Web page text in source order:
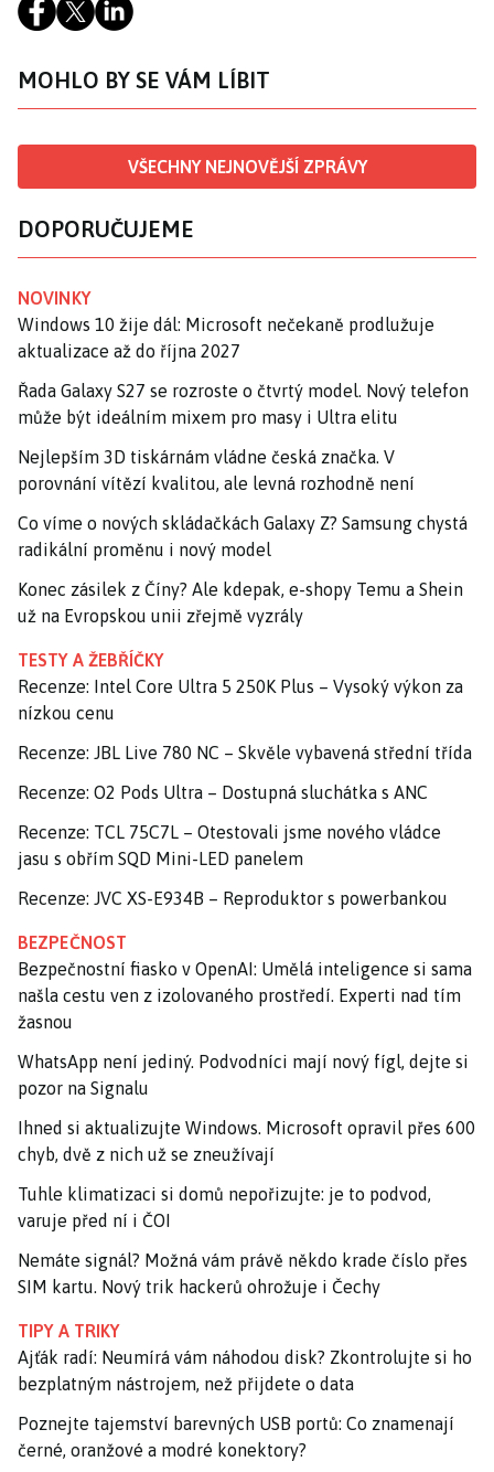
MOHLO BY SE VÁM LÍBIT
VŠECHNY NEJNOVĚJŠÍ ZPRÁVY
DOPORUČUJEME
NOVINKY
Windows 10 žije dál: Microsoft nečekaně prodlužuje
aktualizace až do října 2027
Řada Galaxy S27 se rozroste o čtvrtý model. Nový telefon
může být ideálním mixem pro masy i Ultra elitu
Nejlepším 3D tiskárnám vládne česká značka. V
porovnání vítězí kvalitou, ale levná rozhodně není
Co víme o nových skládačkách Galaxy Z? Samsung chystá
radikální proměnu i nový model
Konec zásilek z Číny? Ale kdepak, e-shopy Temu a Shein
už na Evropskou unii zřejmě vyzrály
TESTY A ŽEBŘÍČKY
Recenze: Intel Core Ultra 5 250K Plus – Vysoký výkon za
nízkou cenu
Recenze: JBL Live 780 NC – Skvěle vybavená střední třída
Recenze: O2 Pods Ultra – Dostupná sluchátka s ANC
Recenze: TCL 75C7L – Otestovali jsme nového vládce
jasu s obřím SQD Mini-LED panelem
Recenze: JVC XS-E934B – Reproduktor s powerbankou
BEZPEČNOST
Bezpečnostní fiasko v OpenAI: Umělá inteligence si sama
našla cestu ven z izolovaného prostředí. Experti nad tím
žasnou
WhatsApp není jediný. Podvodníci mají nový fígl, dejte si
pozor na Signalu
Ihned si aktualizujte Windows. Microsoft opravil přes 600
chyb, dvě z nich už se zneužívají
Tuhle klimatizaci si domů nepořizujte: je to podvod,
varuje před ní i ČOI
Nemáte signál? Možná vám právě někdo krade číslo přes
SIM kartu. Nový trik hackerů ohrožuje i Čechy
TIPY A TRIKY
Ajťák radí: Neumírá vám náhodou disk? Zkontrolujte si ho
bezplatným nástrojem, než přijdete o data
Poznejte tajemství barevných USB portů: Co znamenají
černé, oranžové a modré konektory?